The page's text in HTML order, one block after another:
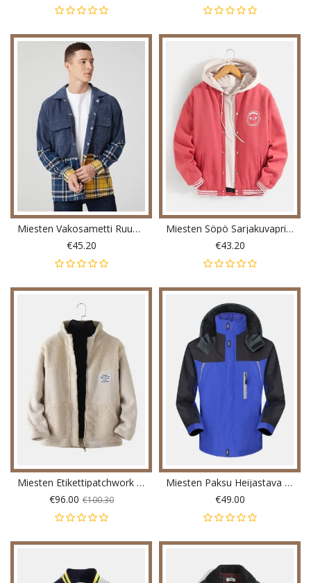
Miesten Vakosametti Ruudullinen Pitkähihainen Takki Kahdella Taskulla
€45.20
Miesten Söpö Sarjakuvaprintti Pitkähihainen Tasku Baseball-Kaulustakki
€43.20
Miesten Etikettipatchwork Tekomokkanahka Sherpa Lämmin Pitkähihainen Takki
€96.00 €100.30
Miesten Paksu Heijastava Lämmin Ulkoilutakki
€49.00